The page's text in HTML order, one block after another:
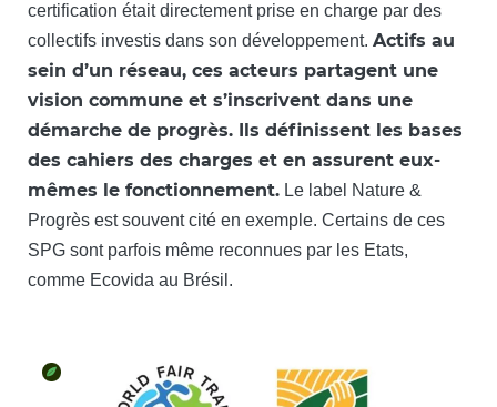
certification était directement prise en charge par des
collectifs investis dans son développement. Actifs au
sein d’un réseau, ces acteurs partagent une
vision commune et s’inscrivent dans une
démarche de progrès. Ils définissent les bases
des cahiers des charges et en assurent eux-
mêmes le fonctionnement. Le label Nature &
Progrès est souvent cité en exemple. Certains de ces
SPG sont parfois même reconnues par les Etats,
comme Ecovida au Brésil.